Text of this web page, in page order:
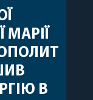
В